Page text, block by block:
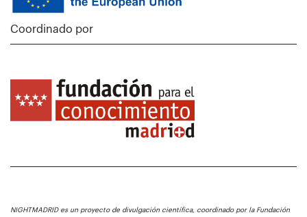
Coordinado por
NIGHTMADRID es un proyecto de divulgación científica, coordinado por la Fundación